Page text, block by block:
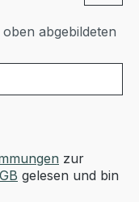
abgebildeten
zur
gelesen und bin